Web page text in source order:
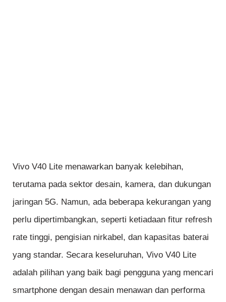
Vivo V40 Lite menawarkan banyak kelebihan,
terutama pada sektor desain, kamera, dan dukungan
jaringan 5G. Namun, ada beberapa kekurangan yang
perlu dipertimbangkan, seperti ketiadaan fitur refresh
rate tinggi, pengisian nirkabel, dan kapasitas baterai
yang standar. Secara keseluruhan, Vivo V40 Lite
adalah pilihan yang baik bagi pengguna yang mencari
smartphone dengan desain menawan dan performa